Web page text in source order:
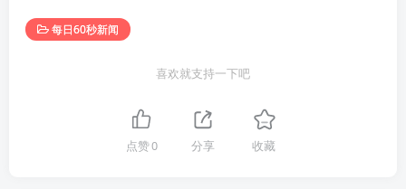
每日60秒新闻
喜欢就支持一下吧
点赞0 分享 收藏